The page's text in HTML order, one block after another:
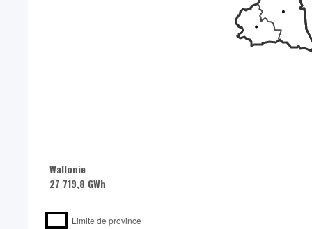
Wallonie
27 719,8 GWh
Limite de province